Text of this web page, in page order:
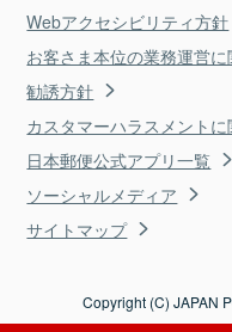
Webアクセシビリティ方針
お客さま本位の業務運営
勧誘方針
カスタマーハラスメント
日本郵便公式アプリ一覧
ソーシャルメディア
サイトマップ
Copyright (C) JAPAN